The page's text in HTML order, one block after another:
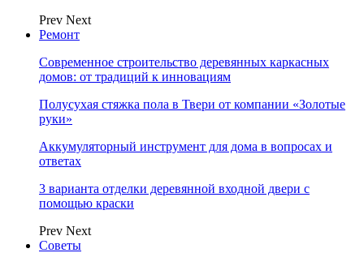
Prev Next
Ремонт
Современное строительство деревянных каркасных
домов: от традиций к инновациям
Полусухая стяжка пола в Твери от компании «Золотые
руки»
Аккумуляторный инструмент для дома в вопросах и
ответах
3 варианта отделки деревянной входной двери с
помощью краски
Prev Next
Советы